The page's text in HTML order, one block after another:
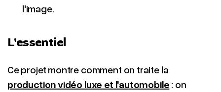
l'image.
L'essentiel
Ce projet montre comment on traite la
production vidéo luxe et l'automobile : on